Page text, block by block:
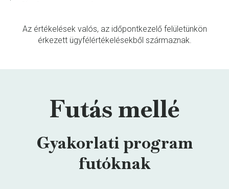
Az értékelések valós, az időpontkezelő felületünkön
érkezett ügyfélértékelésekből származnak.
Futás mellé
Gyakorlati program
futóknak